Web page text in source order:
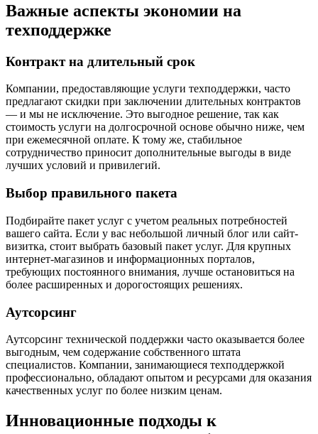
Важные аспекты экономии на
техподдержке
Контракт на длительный срок
Компании, предоставляющие услуги техподдержки, часто
предлагают скидки при заключении длительных контрактов
— и мы не исключение. Это выгодное решение, так как
стоимость услуги на долгосрочной основе обычно ниже, чем
при ежемесячной оплате. К тому же, стабильное
сотрудничество приносит дополнительные выгоды в виде
лучших условий и привилегий.
Выбор правильного пакета
Подбирайте пакет услуг с учетом реальных потребностей
вашего сайта. Если у вас небольшой личный блог или сайт-
визитка, стоит выбрать базовый пакет услуг. Для крупных
интернет-магазинов и информационных порталов,
требующих постоянного внимания, лучше остановиться на
более расширенных и дорогостоящих решениях.
Аутсорсинг
Аутсорсинг технической поддержки часто оказывается более
выгодным, чем содержание собственного штата
специалистов. Компании, занимающиеся техподдержкой
профессионально, обладают опытом и ресурсами для оказания
качественных услуг по более низким ценам.
Инновационные подходы к